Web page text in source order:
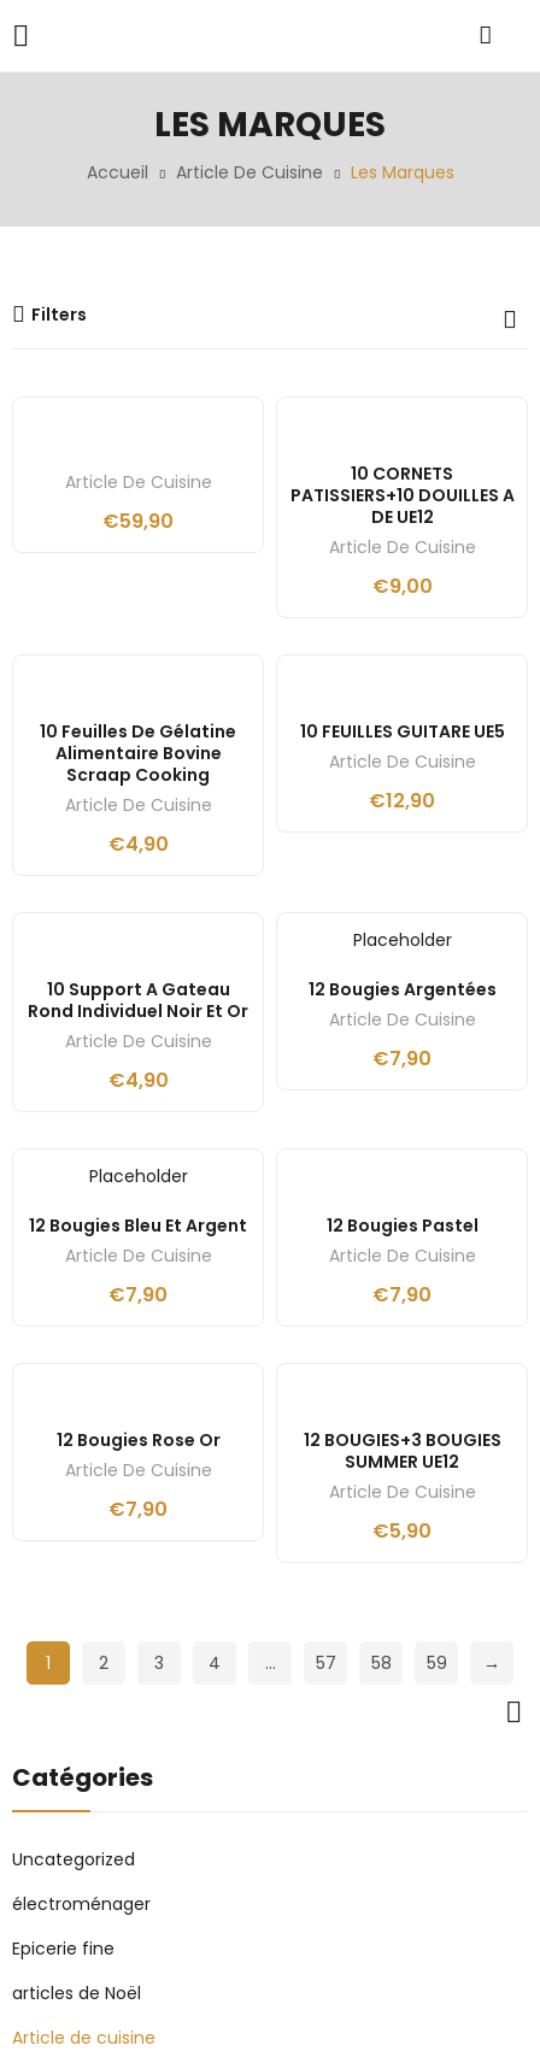
LES MARQUES
Accueil Article De Cuisine Les Marques
Filters
Article De Cuisine
€59,90
10 CORNETS
PATISSIERS+10 DOUILLES A
DE UE12
Article De Cuisine
€9,00
10 Feuilles De Gélatine
Alimentaire Bovine
Scraap Cooking
Article De Cuisine
€4,90
10 FEUILLES GUITARE UE5
Article De Cuisine
€12,90
10 Support A Gateau
Rond Individuel Noir Et Or
Article De Cuisine
€4,90
Placeholder
12 Bougies Argentées
Article De Cuisine
€7,90
Placeholder
12 Bougies Bleu Et Argent
Article De Cuisine
€7,90
12 Bougies Pastel
Article De Cuisine
€7,90
12 Bougies Rose Or
Article De Cuisine
€7,90
12 BOUGIES+3 BOUGIES
SUMMER UE12
Article De Cuisine
€5,90
1 2 3 4 … 57 58 59 →
Catégories
Uncategorized
électroménager
Epicerie fine
articles de Noël
Article de cuisine